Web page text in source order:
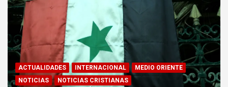
ACTUALIDADES INTERNACIONAL
MEDIO ORIENTE
NOTICIAS
NOTICIAS CRISTIANAS